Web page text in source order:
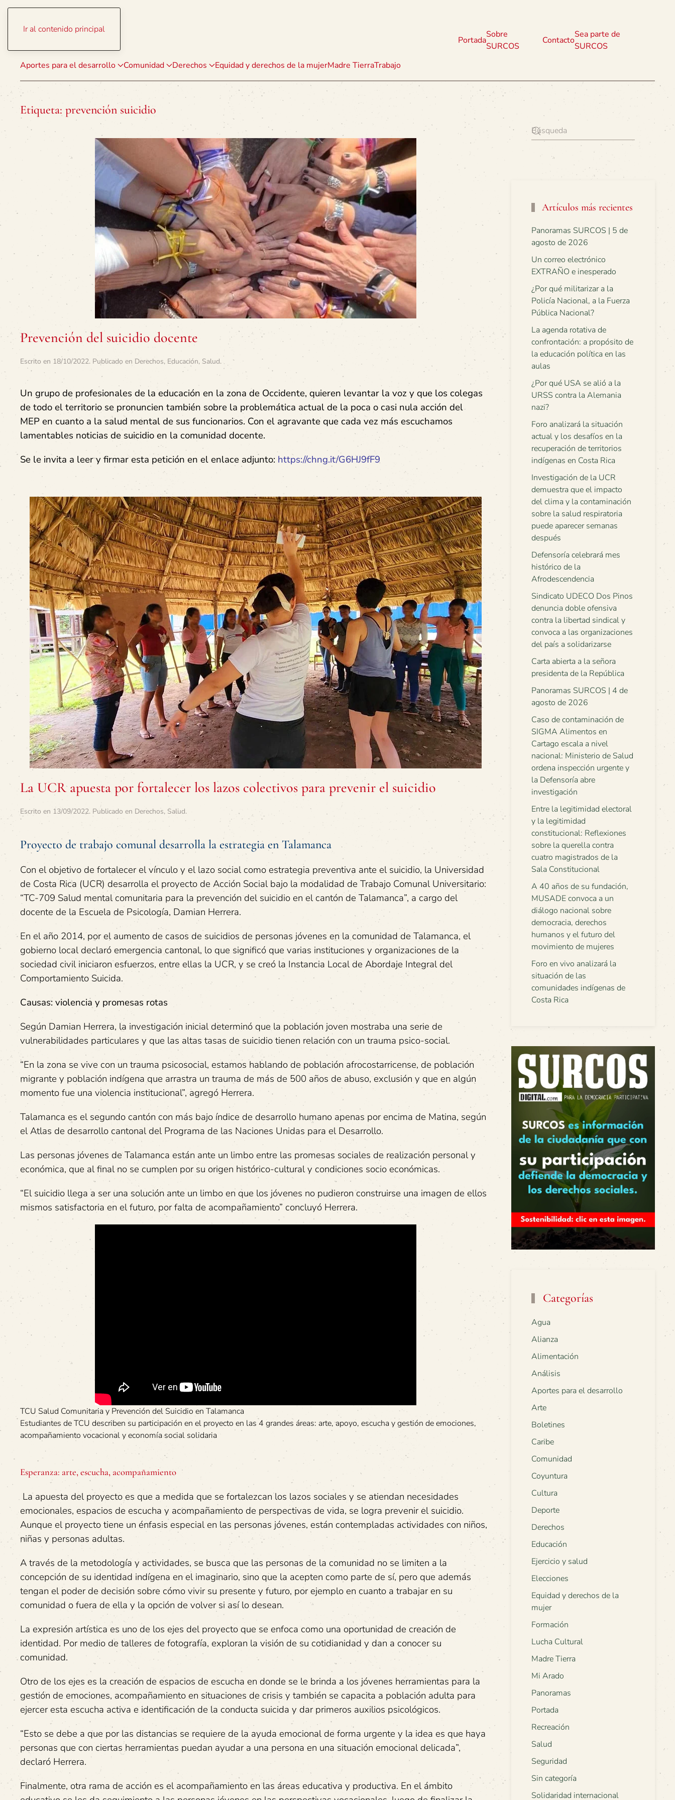
Ir al contenido principal
Aportes para el desarrollo Comunidad Derechos Equidad y derechos de la mujerMadre TierraTrabajo
Portada
Sobre
SURCOS
Contacto
Sea parte de
SURCOS
Etiqueta: prevención suicidio
Prevención del suicidio docente
Escrito en 18/10/2022. Publicado en Derechos, Educación, Salud.
Un grupo de profesionales de la educación en la zona de Occidente, quieren levantar la voz y que los colegas
de todo el territorio se pronuncien también sobre la problemática actual de la poca o casi nula acción del
MEPen cuanto a la salud mental de sus funcionarios. Con el agravante que cada vez más escuchamos
lamentables noticias de suicidio en la comunidad docente.
Se le invita a leer y firmar esta petición en el enlace adjunto: https://chng.it/G6HJ9fF9
La UCR apuesta por fortalecer los lazos colectivos para prevenir el suicidio
Escrito en 13/09/2022. Publicado en Derechos, Salud.
Proyecto de trabajo comunal desarrolla la estrategia en Talamanca
Con el objetivo de fortalecer el vínculo y el lazo social como estrategia preventiva ante el suicidio, la Universidad
de Costa Rica (UCR) desarrolla el proyecto de Acción Social bajo la modalidad de Trabajo Comunal Universitario:
“TC-709 Salud mental comunitaria para la prevención del suicidio en el cantón de Talamanca”, a cargo del
docente de la Escuela de Psicología, Damian Herrera.
En el año 2014, por el aumento de casos de suicidios de personas jóvenes en la comunidad de Talamanca, el
gobierno local declaró emergencia cantonal, lo que significó que varias instituciones y organizaciones de la
sociedad civil iniciaron esfuerzos, entre ellas la UCR, y se creó la Instancia Local de Abordaje Integral del
Comportamiento Suicida.
Causas: violencia y promesas rotas
Según Damian Herrera, la investigación inicial determinó que la población joven mostraba una serie de
vulnerabilidades particulares y que las altas tasas de suicidio tienen relación con un trauma psico-social.
“En la zona se vive con un trauma psicosocial, estamos hablando de población afrocostarricense, de población
migrante y población indígena que arrastra un trauma de más de 500 años de abuso, exclusión y que en algún
momento fue una violencia institucional”, agregó Herrera.
Talamanca es el segundo cantón con más bajo índice de desarrollo humano apenas por encima de Matina, según
el Atlas de desarrollo cantonal del Programa de las Naciones Unidas para el Desarrollo.
Las personas jóvenes de Talamanca están ante un limbo entre las promesas sociales de realización personal y
económica, que al final no se cumplen por su origen histórico-cultural y condiciones socio económicas.
“El suicidio llega a ser una solución ante un limbo en que los jóvenes no pudieron construirse una imagen de ellos
mismos satisfactoria en el futuro, por falta de acompañamiento” concluyó Herrera.
TCU Salud Comunitaria y Prevención del Suicidio en Talamanca
Estudiantes de TCU describen su participación en el proyecto en las 4 grandes áreas: arte, apoyo, escucha y gestión de emociones,
acompañamiento vocacional y economía social solidaria
Esperanza: arte, escucha, acompañamiento
La apuesta del proyecto es que a medida que se fortalezcan los lazos sociales y se atiendan necesidades
emocionales, espacios de escucha y acompañamiento de perspectivas de vida, se logra prevenir el suicidio.
Aunque el proyecto tiene un énfasis especial en las personas jóvenes, están contempladas actividades con niños,
niñas y personas adultas.
A través de la metodología y actividades, se busca que las personas de la comunidad no se limiten a la
concepción de su identidad indígena en el imaginario, sino que la acepten como parte de sí, pero que además
tengan el poder de decisión sobre cómo vivir su presente y futuro, por ejemplo en cuanto a trabajar en su
comunidad o fuera de ella y la opción de volver si así lo desean.
La expresión artística es uno de los ejes del proyecto que se enfoca como una oportunidad de creación de
identidad. Por medio de talleres de fotografía, exploran la visión de su cotidianidad y dan a conocer su
comunidad.
Otro de los ejes es la creación de espacios de escucha en donde se le brinda a los jóvenes herramientas para la
gestión de emociones, acompañamiento en situaciones de crisis y también se capacita a población adulta para
ejercer esta escucha activa e identificación de la conducta suicida y dar primeros auxilios psicológicos.
“Esto se debe a que por las distancias se requiere de la ayuda emocional de forma urgente y la idea es que haya
personas que con ciertas herramientas puedan ayudar a una persona en una situación emocional delicada”,
declaró Herrera.
Finalmente, otra rama de acción es el acompañamiento en las áreas educativa y productiva. En el ámbito
Artículos más recientes
Panoramas SURCOS | 5 de
agosto de 2026
Un correo electrónico
EXTRAÑO e inesperado
¿Por qué militarizar a la
Policía Nacional, a la Fuerza
Pública Nacional?
La agenda rotativa de
confrontación: a propósito de
la educación política en las
aulas
¿Por qué USA se alió a la
URSS contra la Alemania
nazi?
Foro analizará la situación
actual y los desafíos en la
recuperación de territorios
indígenas en Costa Rica
Investigación de la UCR
demuestra que el impacto
del clima y la contaminación
sobre la salud respiratoria
puede aparecer semanas
después
Defensoría celebrará mes
histórico de la
Afrodescendencia
Sindicato UDECO Dos Pinos
denuncia doble ofensiva
contra la libertad sindical y
convoca a las organizaciones
del país a solidarizarse
Carta abierta a la señora
presidenta de la República
Panoramas SURCOS | 4 de
agosto de 2026
Caso de contaminación de
SIGMA Alimentos en
Cartago escala a nivel
nacional: Ministerio de Salud
ordena inspección urgente y
la Defensoría abre
investigación
Entre la legitimidad electoral
y la legitimidad
constitucional: Reflexiones
sobre la querella contra
cuatro magistrados de la
Sala Constitucional
A 40 años de su fundación,
MUSADE convoca a un
diálogo nacional sobre
democracia, derechos
humanos y el futuro del
movimiento de mujeres
Foro en vivo analizará la
situación de las
comunidades indígenas de
Costa Rica
Categorías
Agua
Alianza
Alimentación
Análisis
Aportes para el desarrollo
Arte
Boletines
Caribe
Comunidad
Coyuntura
Cultura
Deporte
Derechos
Educación
Ejercicio y salud
Elecciones
Equidad y derechos de la
mujer
Formación
Lucha Cultural
Madre Tierra
Mi Arado
Panoramas
Portada
Recreación
Salud
Seguridad
Sin categoría
Solidaridad internacional